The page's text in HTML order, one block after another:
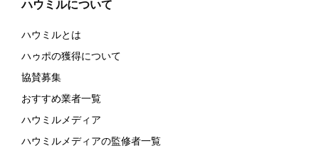
ハウミルについて
ハウミルとは
ハゥポの獲得について
協賛募集
おすすめ業者一覧
ハウミルメディア
ハウミルメディアの監修者一覧